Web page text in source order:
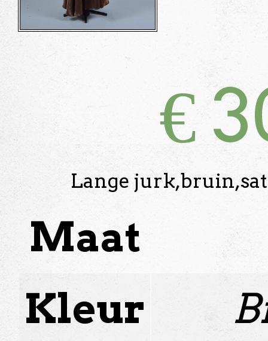
€
Lange
Maat
Kleur